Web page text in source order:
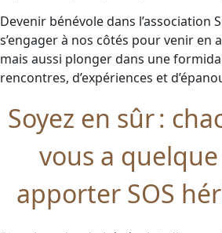
Devenir bénévole dans l’association
s’engager à nos côtés pour venir en
mais aussi plonger dans une
rencontres, d’expériences et
Soyez en sûr :
vous a
apporter SOS